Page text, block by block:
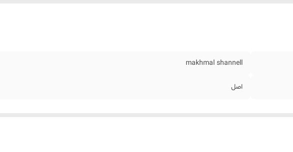
makhmal shannell
اصل